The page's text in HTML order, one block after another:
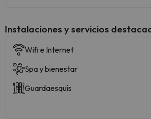
Instalaciones y servicios
Wifi e Internet
Spa y bienestar
Guardaesquís